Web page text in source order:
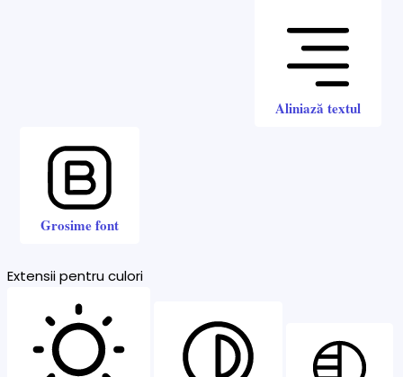
Aliniază textul
Grosime font
Extensii pentru culori